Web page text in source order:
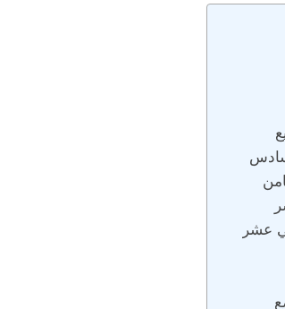
عشر